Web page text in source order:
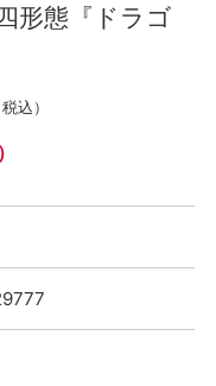
形態『ドラゴ
税込）